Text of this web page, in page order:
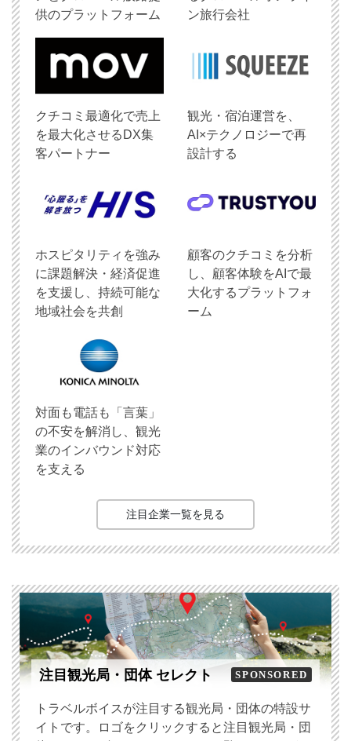
供のプラットフォーム
ン旅行会社
クチコミ最適化で売上
を最大化させるDX集
客パートナー
観光・宿泊運営を、
AI×テクノロジーで再
設計する
ホスピタリティを強み
に課題解決・経済促進
を支援し、持続可能な
地域社会を共創
顧客のクチコミを分析
し、顧客体験をAIで最
大化するプラットフォ
ーム
対面も電話も「言葉」
の不安を解消し、観光
業のインバウンド対応
を支える
注目企業一覧を見る
注目観光局・団体 セレクト SPONSORED
トラベルボイスが注目する観光局・団体の特設サ
イトです。ロゴをクリックすると注目観光局・団